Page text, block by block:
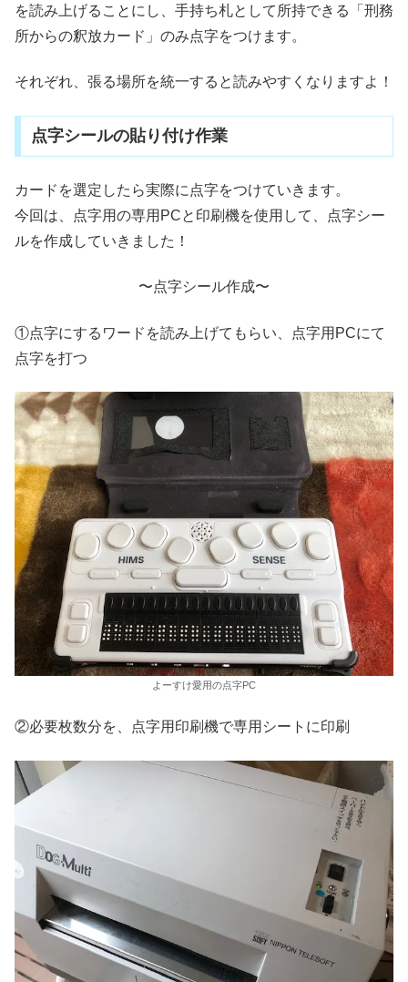
を読み上げることにし、手持ち札として所持できる「刑務
所からの釈放カード」のみ点字をつけます。
それぞれ、張る場所を統一すると読みやすくなりますよ！
点字シールの貼り付け作業
カードを選定したら実際に点字をつけていきます。
今回は、点字用の専用PCと印刷機を使用して、点字シー
ルを作成していきました！
〜点字シール作成〜
①点字にするワードを読み上げてもらい、点字用PCにて
点字を打つ
よーすけ愛用の点字PC
②必要枚数分を、点字用印刷機で専用シートに印刷